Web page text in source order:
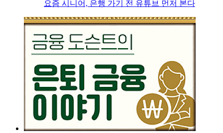
요즘 시니어, 은행 가기 전 유튜브 먼저 본다